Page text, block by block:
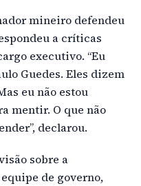
mineiro defendeu
a críticas
executivo. “Eu
Guedes. Eles dizem
eu não estou
mentir. O que não
declarou.
sobre a
de governo,